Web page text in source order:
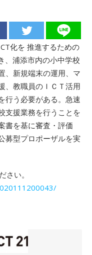
化を 推進するための
、浦添市内の小中学校
、新規端末の運用、マ
、教職員のＩＣＴ活用
行う必要がある。急速
支援業務を行うことを
書を基に審査・評価
募型プロポーザルを実
さい。